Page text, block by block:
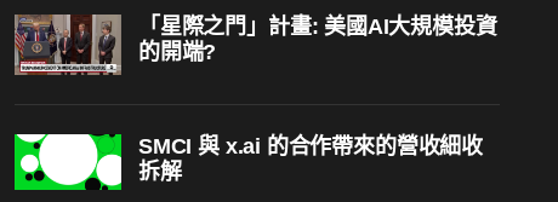
「星際之門」計畫: 美國AI大規模投資
的開端?
SMCI 與 x.ai 的合作帶來的營收細收
拆解